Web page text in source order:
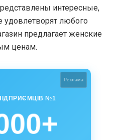
интересные,
любого
предлагает женские
ценам.
Реклама
№1